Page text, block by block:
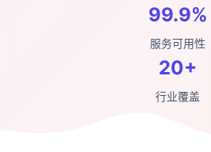
99.9%
服务可用性
20+
行业覆盖